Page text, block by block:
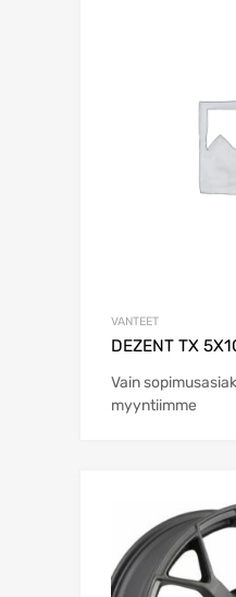
VANTEET
DEZENT TX
Vain
myyntiimme